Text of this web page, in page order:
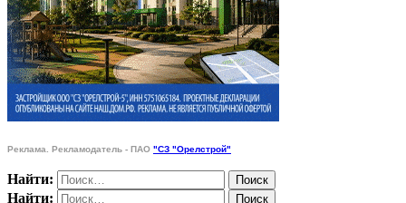
Реклама. Рекламодатель - ПАО "СЗ "Орелстрой"
Найти:
Найти: